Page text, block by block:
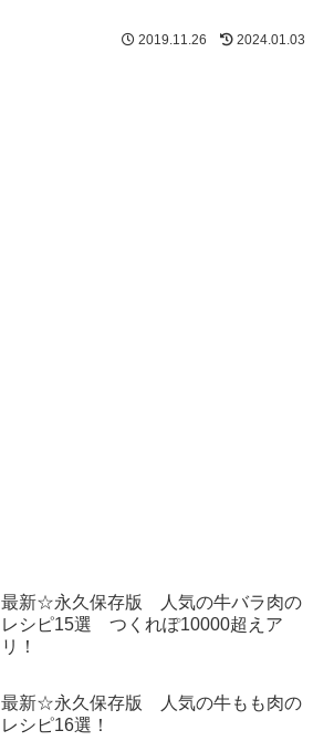
2019.11.26 2024.01.03
最新☆永久保存版 人気の牛バラ肉の
レシピ15選 つくれぽ10000超えア
リ！
最新☆永久保存版 人気の牛もも肉の
レシピ16選！